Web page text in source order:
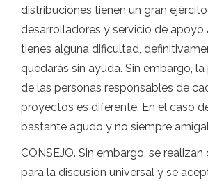
distribuciones tienen un gran
desarrolladores y servicio de apoyo
tienes alguna dificultad,
quedarás sin ayuda. Sin embargo,
de las personas responsables de
proyectos es diferente. En el caso
bastante agudo y no siempre
CONSEJO. Sin embargo, se
para la discusión universal y se